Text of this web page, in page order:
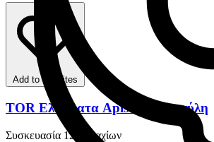
Add to favorites
TOR Ελάσματα Apis Με Καμπύλη
Συσκευασία 12 Τεμαχίων